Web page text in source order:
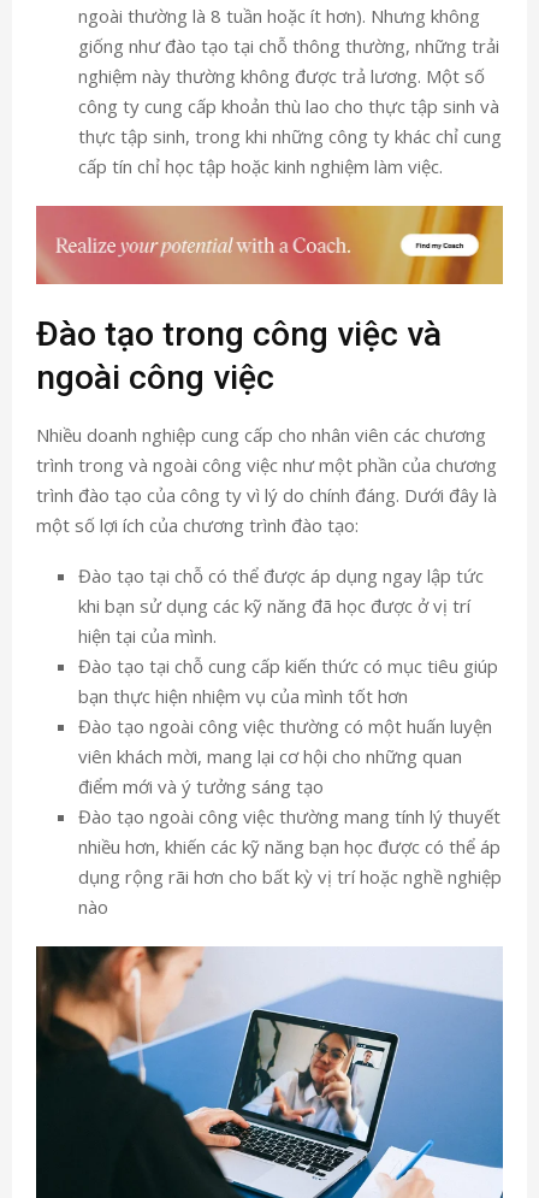
ngoài thường là 8 tuần hoặc ít hơn). Nhưng không
giống như đào tạo tại chỗ thông thường, những trải
nghiệm này thường không được trả lương. Một số
công ty cung cấp khoản thù lao cho thực tập sinh và
thực tập sinh, trong khi những công ty khác chỉ cung
cấp tín chỉ học tập hoặc kinh nghiệm làm việc.
Đào tạo trong công việc và
ngoài công việc
Nhiều doanh nghiệp cung cấp cho nhân viên các chương
trình trong và ngoài công việc như một phần của chương
trình đào tạo của công ty vì lý do chính đáng. Dưới đây là
một số lợi ích của chương trình đào tạo:
Đào tạo tại chỗ có thể được áp dụng ngay lập tức
khi bạn sử dụng các kỹ năng đã học được ở vị trí
hiện tại của mình.
Đào tạo tại chỗ cung cấp kiến ​​thức có mục tiêu giúp
bạn thực hiện nhiệm vụ của mình tốt hơn
Đào tạo ngoài công việc thường có một huấn luyện
viên khách mời, mang lại cơ hội cho những quan
điểm mới và ý tưởng sáng tạo
Đào tạo ngoài công việc thường mang tính lý thuyết
nhiều hơn, khiến các kỹ năng bạn học được có thể áp
dụng rộng rãi hơn cho bất kỳ vị trí hoặc nghề nghiệp
nào